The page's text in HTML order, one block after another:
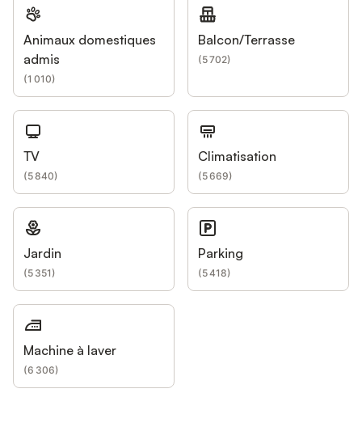
Animaux domestiques
admis
(1 010)
Balcon/Terrasse
(5 702)
TV
(5 840)
Climatisation
(5 669)
Jardin
(5 351)
Parking
(5 418)
Machine à laver
(6 306)